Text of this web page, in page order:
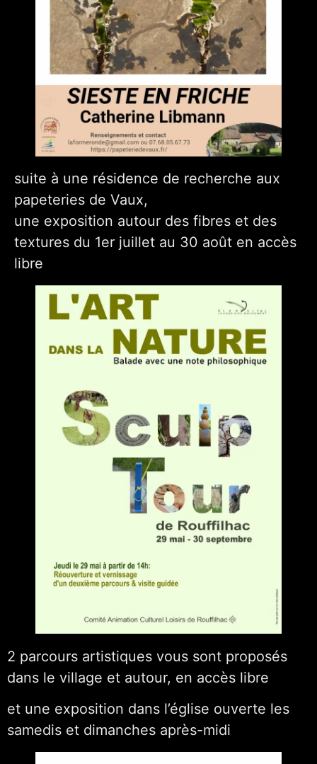
suite à une résidence de recherche aux
papeteries de Vaux,
une exposition autour des fibres et des
textures du 1er juillet au 30 août en accès
libre
2 parcours artistiques vous sont proposés
dans le village et autour, en accès libre
et une exposition dans l’église ouverte les
samedis et dimanches après-midi